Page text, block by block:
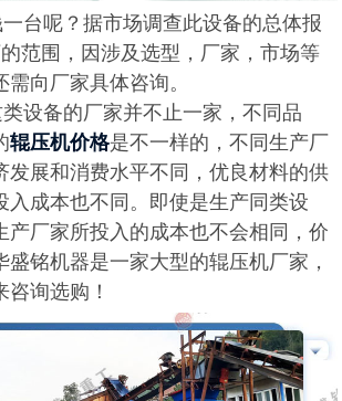
台呢？据市场调查此设备的总体报
范围，因涉及选型，厂家，市场等
向厂家具体咨询。
设备的厂家并不止一家，不同品
辊压机价格是不一样的，不同生产厂
发展和消费水平不同，优良材料的供
入成本也不同。即使是生产同类设
产厂家所投入的成本也不会相同，价
铭机器是一家大型的辊压机厂家，
询选购！